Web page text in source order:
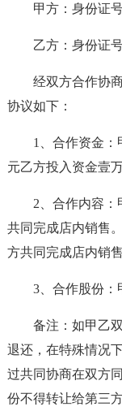
甲方：身份证号
乙方：身份证号
经双方合作协
协议如下：
1、合作资金：
元乙方投入资金壹
2、合作内容
共同完成店内销售
方共同完成店内销售
3、合作股份：
备注：如甲乙
退还，在特殊情况
过共同协商在双方
份不得转让给第三